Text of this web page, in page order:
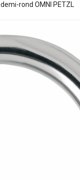
demi-rond OMNI PETZL